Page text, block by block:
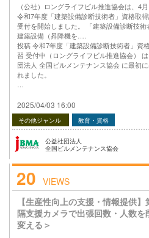
（公社）ロングライフビル推進協会は、4
令和7年度「建築設備診断技術者」資格取
受付を開始しました。 「建築設備診断技術
建築設備（昇降機を….
投稿 令和7年度「建築設備診断技術者」資
習 受付中（ロングライフビル推進協会）
団法人 全国ビルメンテナンス協会 に最初
れました。
2025/04/03 16:00
その他ジャンル 教育・資格
公益社団法人
全国ビルメンテナンス協会
20 VIEWS
【生産性向上の支援・情報提供
隔支援カメラで出張回数・人数
変える＞